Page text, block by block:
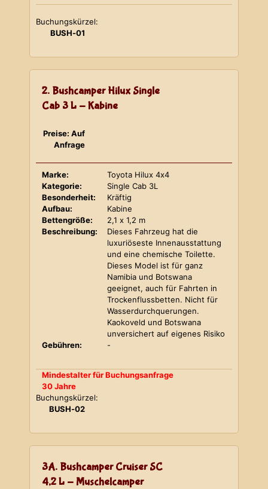
Buchungskürzel:
BUSH-01
2. Bushcamper Hilux Single
Cab 3 L - Kabine
Preise: Auf
Anfrage
Marke:
Toyota Hilux 4x4
Kategorie:
Single Cab 3L
Besonderheit:
Kräftig
Aufbau:
Kabine
Bettengröße:
2,1 x 1,2 m
Beschreibung:
Dieses Fahrzeug hat die
luxuriöseste Innenausstattung
und eine chemische Toilette.
Dieses Model ist für ganz
Namibia und Botswana
geeignet, auch für Fahrten in
Trockenflussbetten. Nicht für
Wasserdurchquerungen.
Kaokoveld und Botswana
unversichert auf eigenes Risiko
Gebühren:
-
Mindestalter für Buchungsanfrage
30 Jahre
Buchungskürzel:
BUSH-02
3A. Bushcamper Cruiser SC
4,2 L - Muschelcamper